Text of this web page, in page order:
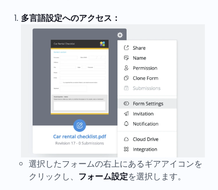
多言語設定へのアクセス：
選択したフォームの右上にあるギアアイコンを
クリックし、 フォーム設定を選択します。